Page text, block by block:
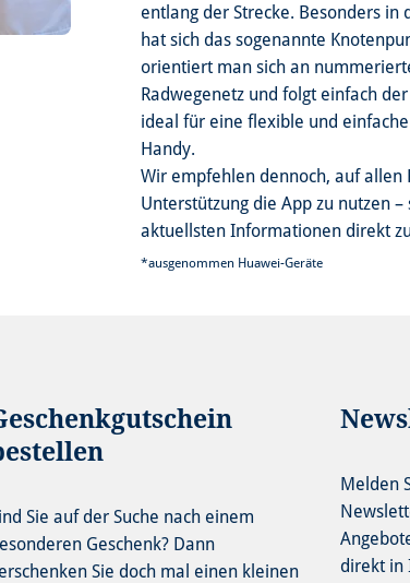
entlang der Strecke. Besonders
hat sich das sogenannte
orientiert man sich an
Radwegenetz und folgt einfach
ideal für eine flexible und
Handy.
Wir empfehlen dennoch, auf allen
Unterstützung die App zu nutzen
aktuellsten Informationen direkt
*ausgenommen Huawei-Geräte
Sie auf der Suche nach einem
Geschenk? Dann
Sie doch mal einen kleinen
Melden
direkt in